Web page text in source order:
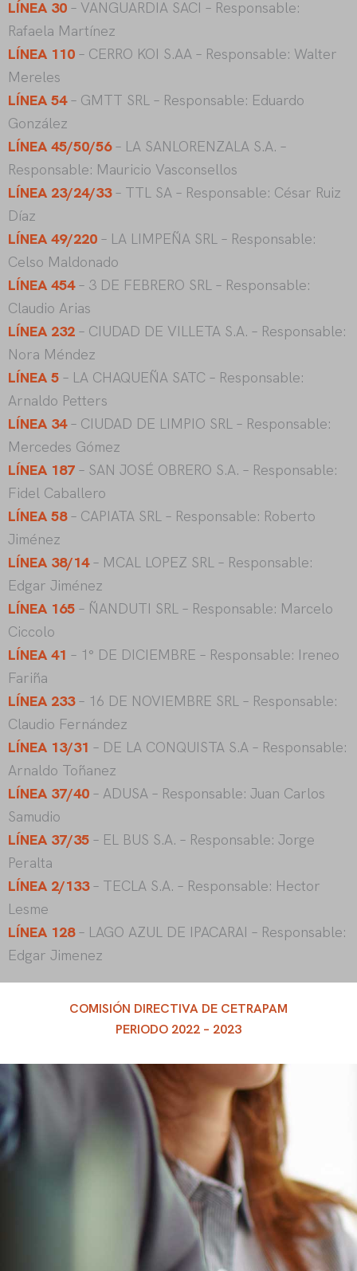
LÍNEA 30 – VANGUARDIA SACI – Responsable:
Rafaela Martínez
LÍNEA 110 – CERRO KOI S.AA – Responsable: Walter
Mereles
LÍNEA 54– GMTT SRL – Responsable: Eduardo
González
LÍNEA 45/50/56– LA SANLORENZALA S.A. –
Responsable: Mauricio Vasconsellos
LÍNEA 23/24/33– TTL SA – Responsable: César Ruiz
Díaz
LÍNEA 49/220 – LA LIMPEÑA SRL – Responsable:
Celso Maldonado
LÍNEA 454– 3 DE FEBRERO SRL – Responsable:
Claudio Arias
LÍNEA 232 – CIUDAD DE VILLETA S.A. – Responsable:
Nora Méndez
LÍNEA 5 – LA CHAQUEÑA SATC – Responsable:
Arnaldo Petters
LÍNEA 34– CIUDAD DE LIMPIO SRL – Responsable:
Mercedes Gómez
LÍNEA 187 – SAN JOSÉ OBRERO S.A. – Responsable:
Fidel Caballero
LÍNEA 58– CAPIATA SRL – Responsable: Roberto
Jiménez
LÍNEA 38/14– MCAL LOPEZ SRL – Responsable:
Edgar Jiménez
LÍNEA 165 – ÑANDUTI SRL – Responsable: Marcelo
Ciccolo
LÍNEA 41 – 1° DE DICIEMBRE – Responsable: Ireneo
Fariña
LÍNEA 233– 16 DE NOVIEMBRE SRL – Responsable:
Claudio Fernández
LÍNEA 13/31 – DE LA CONQUISTA S.A – Responsable:
Arnaldo Toñanez
LÍNEA 37/40 – ADUSA – Responsable: Juan Carlos
Samudio
LÍNEA 37/35 – EL BUS S.A. – Responsable: Jorge
Peralta
LÍNEA 2/133– TECLA S.A. – Responsable: Hector
Lesme
LÍNEA 128– LAGO AZUL DE IPACARAI – Responsable:
Edgar Jimenez
COMISIÓN DIRECTIVA DE CETRAPAM
PERIODO 2022 – 2023